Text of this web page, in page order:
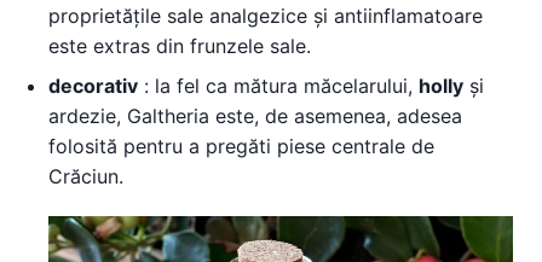
proprietățile sale analgezice și antiinflamatoare
este extras din frunzele sale.
decorativ : la fel ca mătura măcelarului, holly și
ardezie, Galtheria este, de asemenea, adesea
folosită pentru a pregăti piese centrale de
Crăciun.